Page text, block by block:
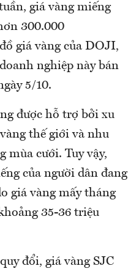
giá vàng miếng
300.000
giá vàng của DOJI,
nghiệp này bán
5/10.
được hỗ trợ bởi xu
thế giới và nhu
mùa cưới. Tuy vậy,
của người dân đang
giá vàng mấy tháng
35-36 triệu
đổi, giá vàng SJC